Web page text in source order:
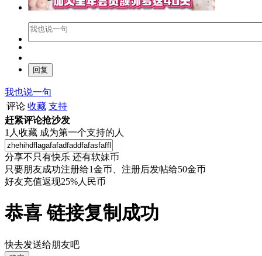
我也说一句
评论 收藏 支持
赶紧评论抢沙发
1 人收藏 成为第一个支持的人
分享不只有快乐 还有软妹币
只要朋友成功注册给1金币、注册后发帖给50金币
好友充值返现25%人民币
恭喜 链接复制成功
快去发送给朋友吧